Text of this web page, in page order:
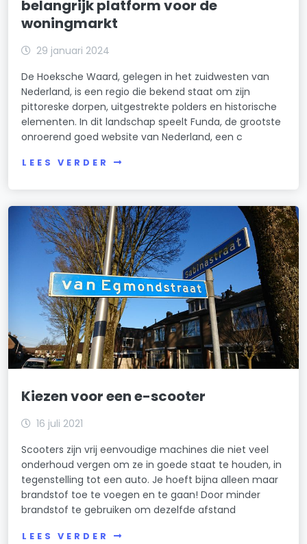
belangrijk platform voor de
woningmarkt
29 januari 2024
De Hoeksche Waard, gelegen in het zuidwesten van
Nederland, is een regio die bekend staat om zijn
pittoreske dorpen, uitgestrekte polders en historische
elementen. In dit landschap speelt Funda, de grootste
onroerend goed website van Nederland, een c
LEES VERDER
Kiezen voor een e-scooter
16 juli 2021
Scooters zijn vrij eenvoudige machines die niet veel
onderhoud vergen om ze in goede staat te houden, in
tegenstelling tot een auto. Je hoeft bijna alleen maar
brandstof toe te voegen en te gaan! Door minder
brandstof te gebruiken om dezelfde afstand
LEES VERDER